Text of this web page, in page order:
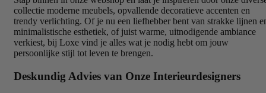
collectie moderne meubels, opvallende decoratieve accenten en
trendy verlichting. Of je nu een liefhebber bent van strakke lijnen
minimalistische esthetiek, of juist warme, uitnodigende ambiance
verkiest, bij Loxe vind je alles wat je nodig hebt om jouw
persoonlijke stijl tot leven te brengen.
Deskundig Advies van Onze Interieurdesigners